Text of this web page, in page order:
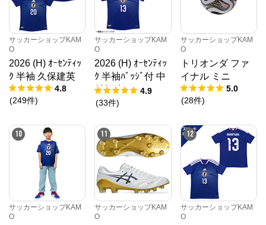
サッカーショップKAM
O
2026 (H) ｵｰｾﾝﾃｨｯ
ｸ 半袖 久保建英
4.8
(249件)
サッカーショップKAM
O
2026 (H) ｵｰｾﾝﾃｨｯ
ｸ 半袖ﾊﾞｯｼﾞ付 中
村敬斗
4.9
(33件)
サッカーショップKAM
O
トリオンダ ファ
イナル ミニ
5.0
(28件)
10
サッカーショップKAM
O
11
サッカーショップKAM
O
12
サッカーショップKAM
O